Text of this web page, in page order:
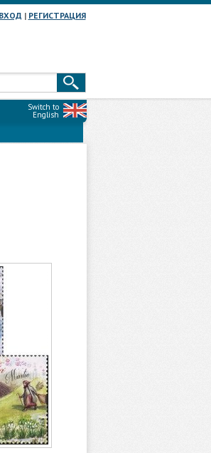
ВХОД | РЕГИСТРАЦИЯ
Switch to
English